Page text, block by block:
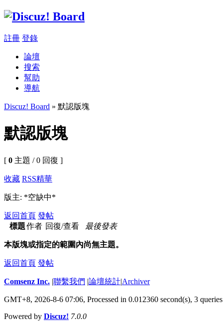
註冊 登錄
論壇
搜索
幫助
導航
Discuz! Board » 默認版塊
默認版塊
[ 0 主題 / 0 回復 ]
收藏 RSS精華
版主: *空缺中*
返回首頁 發帖
標題作者 回復/查看 最後發表
本版塊或指定的範圍內尚無主題。
返回首頁 發帖
Comsenz Inc. |聯繫我們 |論壇統計|Archiver
GMT+8, 2026-8-6 07:06, Processed in 0.012360 second(s), 3 queries
Powered by Discuz! 7.0.0